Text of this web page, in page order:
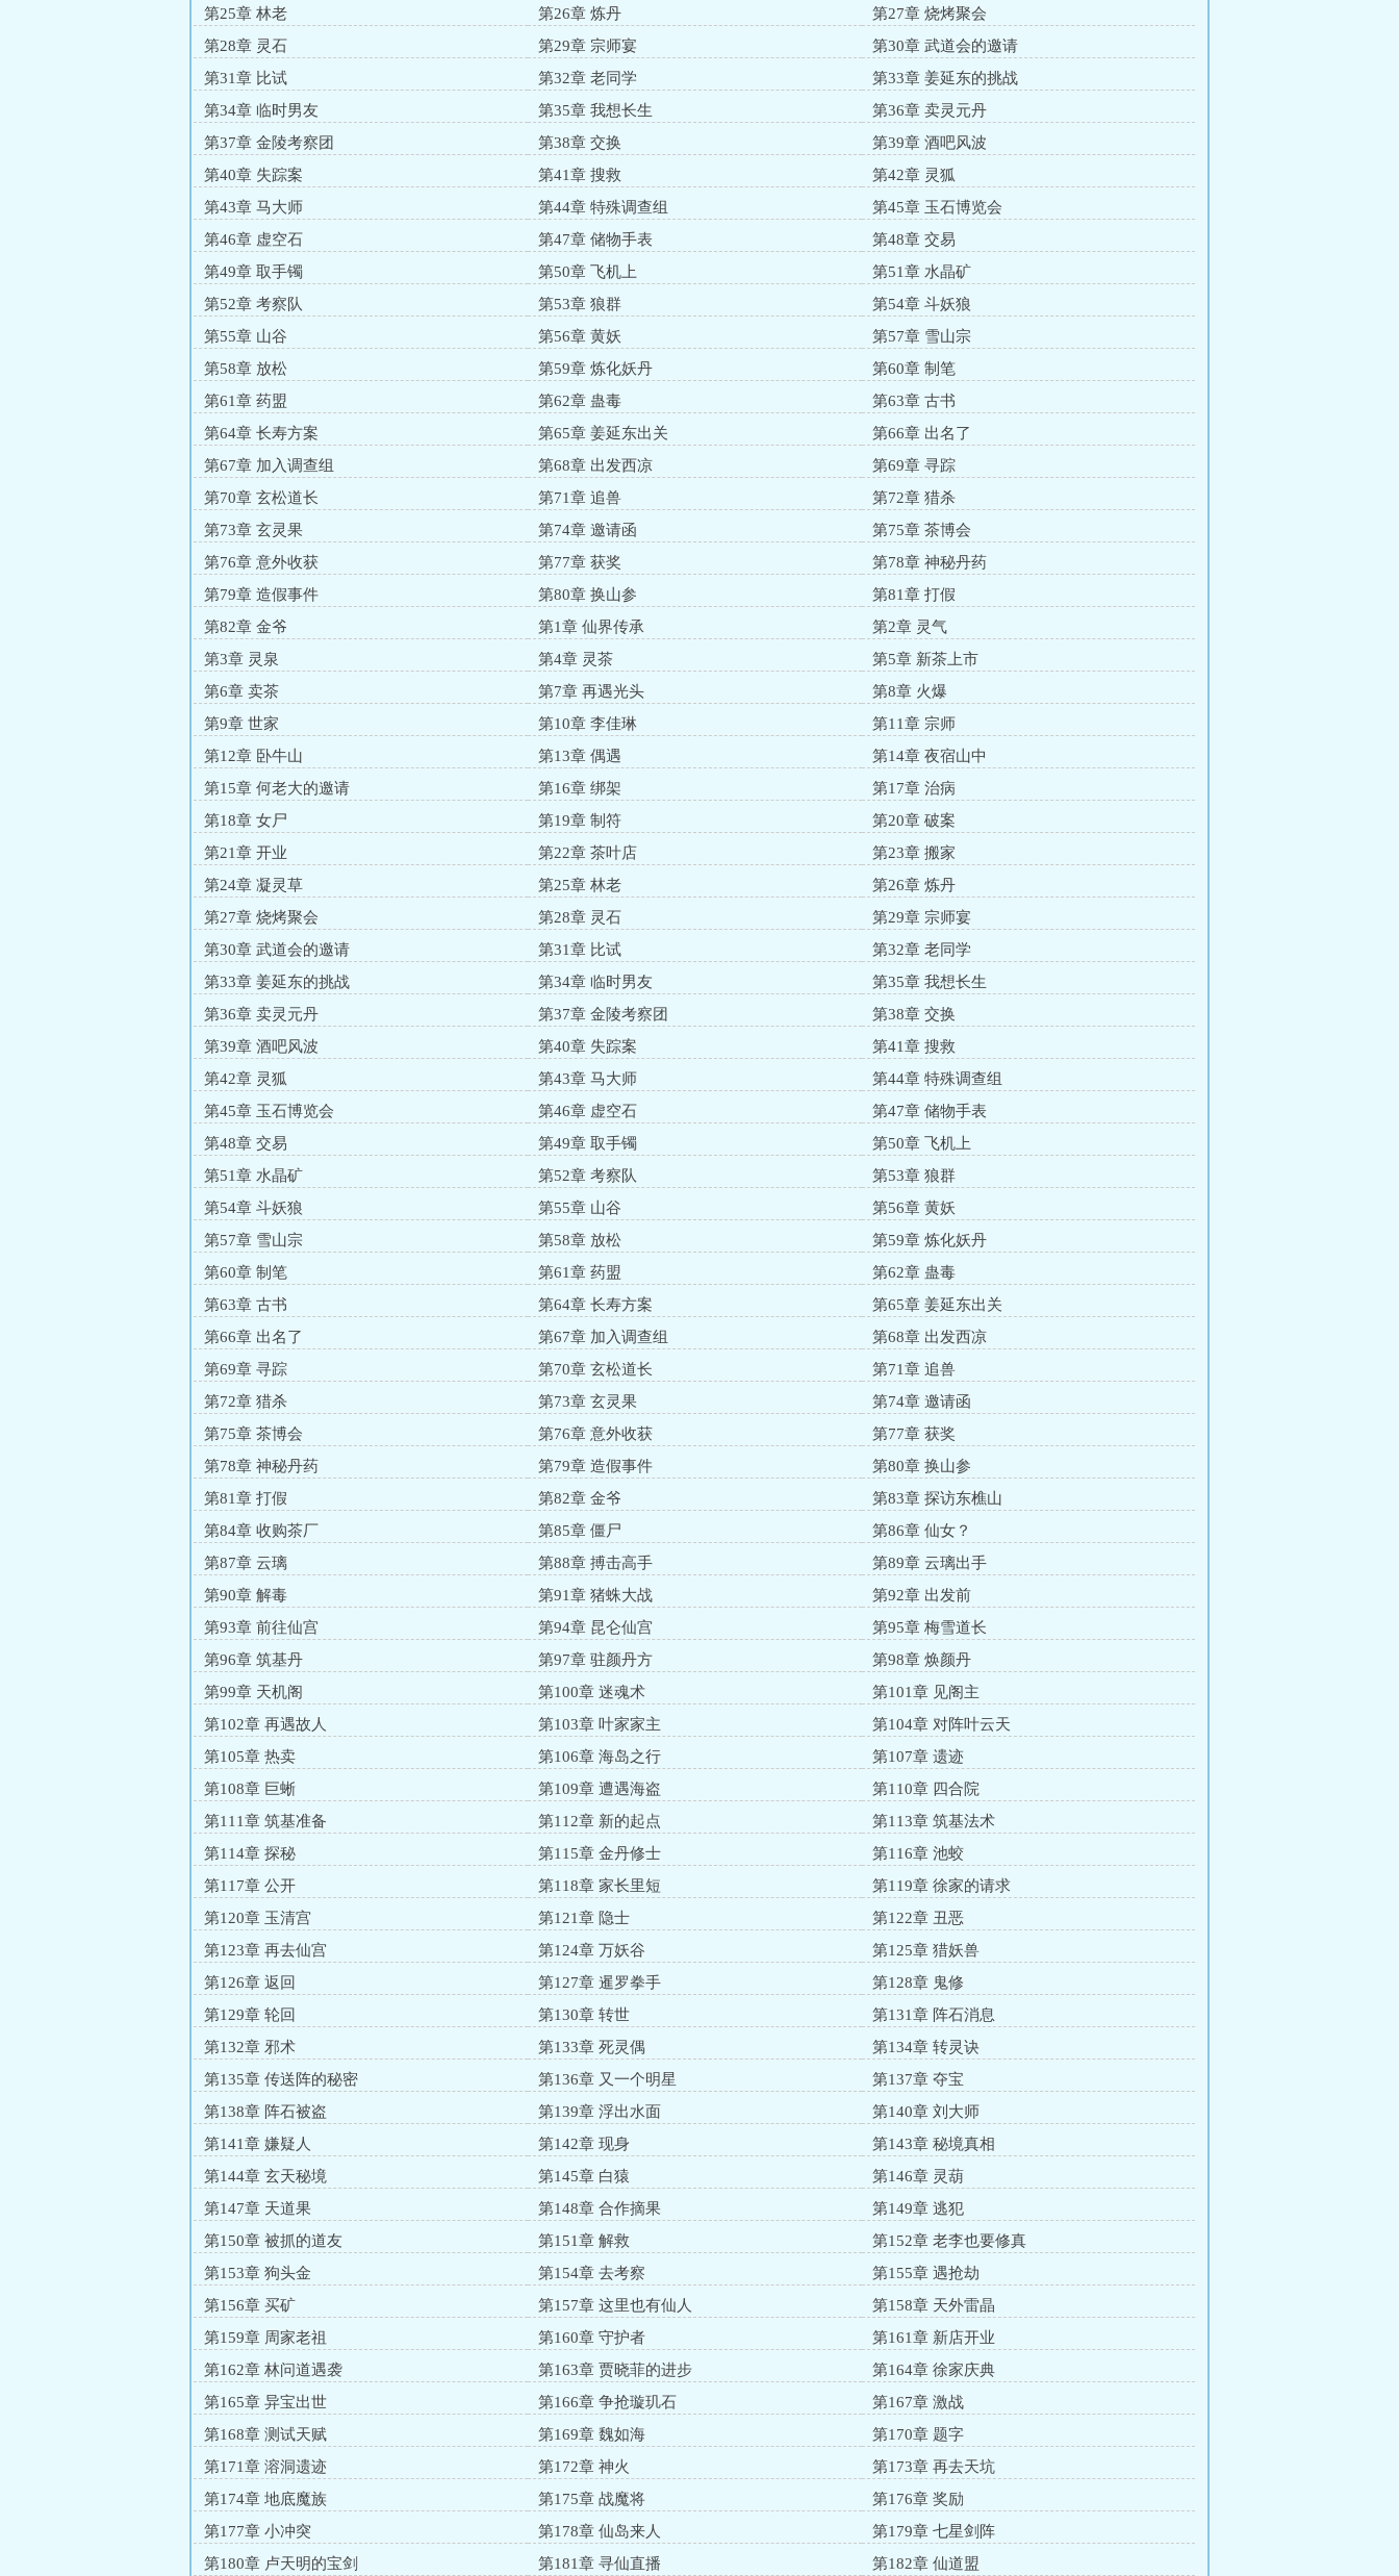
第25章 林老
第26章 炼丹
第27章 烧烤聚会
第28章 灵石
第29章 宗师宴
第30章 武道会的邀请
第31章 比试
第32章 老同学
第33章 姜延东的挑战
第34章 临时男友
第35章 我想长生
第36章 卖灵元丹
第37章 金陵考察团
第38章 交换
第39章 酒吧风波
第40章 失踪案
第41章 搜救
第42章 灵狐
第43章 马大师
第44章 特殊调查组
第45章 玉石博览会
第46章 虚空石
第47章 储物手表
第48章 交易
第49章 取手镯
第50章 飞机上
第51章 水晶矿
第52章 考察队
第53章 狼群
第54章 斗妖狼
第55章 山谷
第56章 黄妖
第57章 雪山宗
第58章 放松
第59章 炼化妖丹
第60章 制笔
第61章 药盟
第62章 蛊毒
第63章 古书
第64章 长寿方案
第65章 姜延东出关
第66章 出名了
第67章 加入调查组
第68章 出发西凉
第69章 寻踪
第70章 玄松道长
第71章 追兽
第72章 猎杀
第73章 玄灵果
第74章 邀请函
第75章 茶博会
第76章 意外收获
第77章 获奖
第78章 神秘丹药
第79章 造假事件
第80章 换山参
第81章 打假
第82章 金爷
第1章 仙界传承
第2章 灵气
第3章 灵泉
第4章 灵茶
第5章 新茶上市
第6章 卖茶
第7章 再遇光头
第8章 火爆
第9章 世家
第10章 李佳琳
第11章 宗师
第12章 卧牛山
第13章 偶遇
第14章 夜宿山中
第15章 何老大的邀请
第16章 绑架
第17章 治病
第18章 女尸
第19章 制符
第20章 破案
第21章 开业
第22章 茶叶店
第23章 搬家
第24章 凝灵草
第25章 林老
第26章 炼丹
第27章 烧烤聚会
第28章 灵石
第29章 宗师宴
第30章 武道会的邀请
第31章 比试
第32章 老同学
第33章 姜延东的挑战
第34章 临时男友
第35章 我想长生
第36章 卖灵元丹
第37章 金陵考察团
第38章 交换
第39章 酒吧风波
第40章 失踪案
第41章 搜救
第42章 灵狐
第43章 马大师
第44章 特殊调查组
第45章 玉石博览会
第46章 虚空石
第47章 储物手表
第48章 交易
第49章 取手镯
第50章 飞机上
第51章 水晶矿
第52章 考察队
第53章 狼群
第54章 斗妖狼
第55章 山谷
第56章 黄妖
第57章 雪山宗
第58章 放松
第59章 炼化妖丹
第60章 制笔
第61章 药盟
第62章 蛊毒
第63章 古书
第64章 长寿方案
第65章 姜延东出关
第66章 出名了
第67章 加入调查组
第68章 出发西凉
第69章 寻踪
第70章 玄松道长
第71章 追兽
第72章 猎杀
第73章 玄灵果
第74章 邀请函
第75章 茶博会
第76章 意外收获
第77章 获奖
第78章 神秘丹药
第79章 造假事件
第80章 换山参
第81章 打假
第82章 金爷
第83章 探访东樵山
第84章 收购茶厂
第85章 僵尸
第86章 仙女？
第87章 云璃
第88章 搏击高手
第89章 云璃出手
第90章 解毒
第91章 猪蛛大战
第92章 出发前
第93章 前往仙宫
第94章 昆仑仙宫
第95章 梅雪道长
第96章 筑基丹
第97章 驻颜丹方
第98章 焕颜丹
第99章 天机阁
第100章 迷魂术
第101章 见阁主
第102章 再遇故人
第103章 叶家家主
第104章 对阵叶云天
第105章 热卖
第106章 海岛之行
第107章 遗迹
第108章 巨蜥
第109章 遭遇海盗
第110章 四合院
第111章 筑基准备
第112章 新的起点
第113章 筑基法术
第114章 探秘
第115章 金丹修士
第116章 池蛟
第117章 公开
第118章 家长里短
第119章 徐家的请求
第120章 玉清宫
第121章 隐士
第122章 丑恶
第123章 再去仙宫
第124章 万妖谷
第125章 猎妖兽
第126章 返回
第127章 暹罗拳手
第128章 鬼修
第129章 轮回
第130章 转世
第131章 阵石消息
第132章 邪术
第133章 死灵偶
第134章 转灵诀
第135章 传送阵的秘密
第136章 又一个明星
第137章 夺宝
第138章 阵石被盗
第139章 浮出水面
第140章 刘大师
第141章 嫌疑人
第142章 现身
第143章 秘境真相
第144章 玄天秘境
第145章 白猿
第146章 灵葫
第147章 天道果
第148章 合作摘果
第149章 逃犯
第150章 被抓的道友
第151章 解救
第152章 老李也要修真
第153章 狗头金
第154章 去考察
第155章 遇抢劫
第156章 买矿
第157章 这里也有仙人
第158章 天外雷晶
第159章 周家老祖
第160章 守护者
第161章 新店开业
第162章 林问道遇袭
第163章 贾晓菲的进步
第164章 徐家庆典
第165章 异宝出世
第166章 争抢璇玑石
第167章 激战
第168章 测试天赋
第169章 魏如海
第170章 题字
第171章 溶洞遗迹
第172章 神火
第173章 再去天坑
第174章 地底魔族
第175章 战魔将
第176章 奖励
第177章 小冲突
第178章 仙岛来人
第179章 七星剑阵
第180章 卢天明的宝剑
第181章 寻仙直播 第182章 仙道盟